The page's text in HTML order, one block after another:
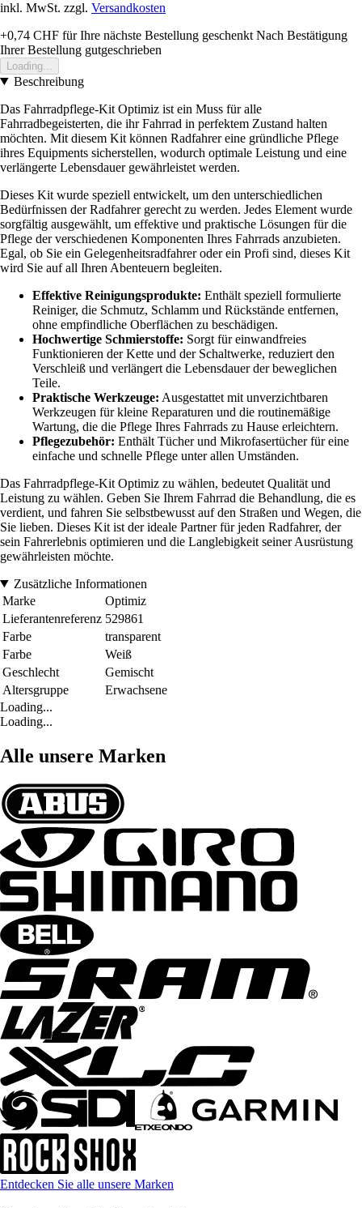
inkl. MwSt. zzgl. Versandkosten
+0,74 CHF für Ihre nächste Bestellung geschenkt Nach Bestätigung
Ihrer Bestellung gutgeschrieben
Loading...
Beschreibung
Das Fahrradpflege-Kit Optimiz ist ein Muss für alle
Fahrradbegeisterten, die ihr Fahrrad in perfektem Zustand halten
möchten. Mit diesem Kit können Radfahrer eine gründliche Pflege
ihres Equipments sicherstellen, wodurch optimale Leistung und eine
verlängerte Lebensdauer gewährleistet werden.
Dieses Kit wurde speziell entwickelt, um den unterschiedlichen
Bedürfnissen der Radfahrer gerecht zu werden. Jedes Element wurde
sorgfältig ausgewählt, um effektive und praktische Lösungen für die
Pflege der verschiedenen Komponenten Ihres Fahrrads anzubieten.
Egal, ob Sie ein Gelegenheitsradfahrer oder ein Profi sind, dieses Kit
wird Sie auf all Ihren Abenteuern begleiten.
Effektive Reinigungsprodukte: Enthält speziell formulierte
Reiniger, die Schmutz, Schlamm und Rückstände entfernen,
ohne empfindliche Oberflächen zu beschädigen.
Hochwertige Schmierstoffe: Sorgt für einwandfreies
Funktionieren der Kette und der Schaltwerke, reduziert den
Verschleiß und verlängert die Lebensdauer der beweglichen
Teile.
Praktische Werkzeuge: Ausgestattet mit unverzichtbaren
Werkzeugen für kleine Reparaturen und die routinemäßige
Wartung, die die Pflege Ihres Fahrrads zu Hause erleichtern.
Pflegezubehör: Enthält Tücher und Mikrofasertücher für eine
einfache und schnelle Pflege unter allen Umständen.
Das Fahrradpflege-Kit Optimiz zu wählen, bedeutet Qualität und
Leistung zu wählen. Geben Sie Ihrem Fahrrad die Behandlung, die es
verdient, und fahren Sie selbstbewusst auf den Straßen und Wegen, die
Sie lieben. Dieses Kit ist der ideale Partner für jeden Radfahrer, der
sein Fahrerlebnis optimieren und die Langlebigkeit seiner Ausrüstung
gewährleisten möchte.
Zusätzliche Informationen
Marke
Optimiz
Lieferantenreferenz 529861
Farbe
transparent
Farbe
Weiß
Geschlecht
Gemischt
Altersgruppe
Erwachsene
Loading...
Loading...
Alle unsere Marken
Entdecken Sie alle unsere Marken